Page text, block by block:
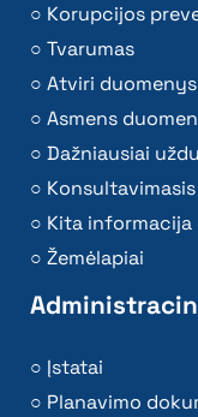
Korupcijos
Tvarumas
Atviri duomenys
Asmens
Dažniausiai
Kita informacija
Žemėlapiai
Įstatai
Planavimo